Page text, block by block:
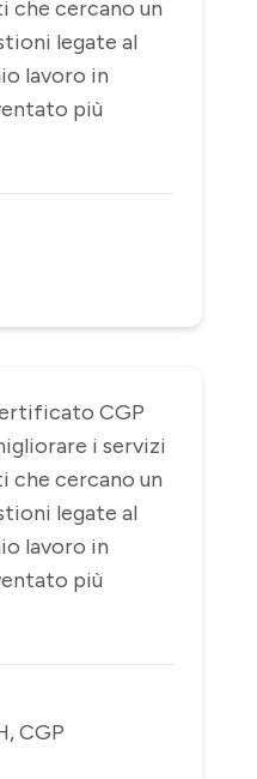
cercano un
legate al
lavoro in
più
CGP
i servizi
cercano un
legate al
lavoro in
più
CGP